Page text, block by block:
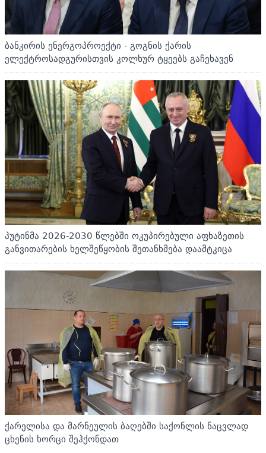
ბანკირის ენერგოპროექტი - გოგნის ქარის
ელექტროსადგურისთვის კოლხურ ტყეებს გაჩეხავენ
პუტინმა 2026-2030 წლებში ოკუპირებული აფხაზეთის
განვითარების ხელშეწყობის შეთანხმება დაამტკიცა
ქარელისა და მარნეულის ბაღებში საქონლის ნაცვლად
ცხენის ხორცი შეჰქონდათ